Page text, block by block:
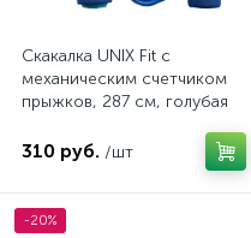
Скакалка UNIX Fit с
механическим счетчиком
прыжков, 287 см, голубая
310 руб. /шт
-20%